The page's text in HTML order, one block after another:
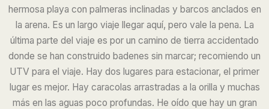
hermosa playa con palmeras inclinadas y barcos anclados en
la arena. Es un largo viaje llegar aquí, pero vale la pena. La
última parte del viaje es por un camino de tierra accidentado
donde se han construido badenes sin marcar; recomiendo un
UTV para el viaje. Hay dos lugares para estacionar, el primer
lugar es mejor. Hay caracolas arrastradas a la orilla y muchas
más en las aguas poco profundas. He oído que hay un gran